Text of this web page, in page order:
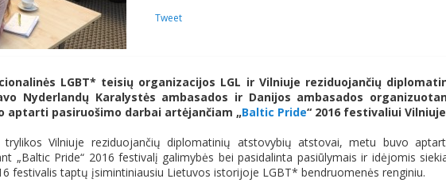
Tweet
LGBT* teisių organizacijos LGL ir Vilniuje reziduojančių
Nyderlandų Karalystės ambasados ir Danijos ambasados
aptarti pasiruošimo darbai artėjančiam „Baltic Pride“ 2016 festivaliui
trylikos Vilniuje reziduojančių diplomatinių atstovybių atstovai, metu buvo
„Baltic Pride“ 2016 festivalį galimybės bei pasidalinta pasiūlymais ir idėjomis
festivalis taptų įsimintiniausiu Lietuvos istorijoje LGBT* bendruomenės renginiu.